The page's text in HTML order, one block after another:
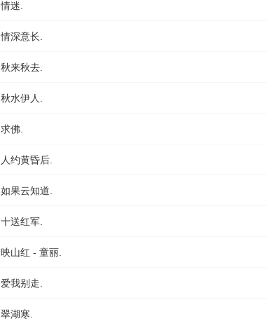
情迷.
情深意长.
秋来秋去.
秋水伊人.
求佛.
人约黄昏后.
如果云知道.
十送红军.
映山红 - 童丽.
爱我别走.
翠湖寒.